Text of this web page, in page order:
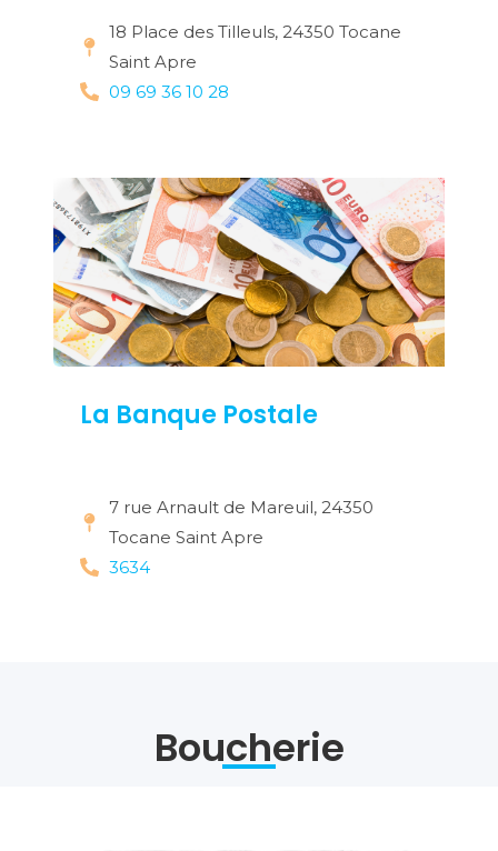
18 Place des Tilleuls, 24350 Tocane
Saint Apre
09 69 36 10 28
La Banque Postale
7 rue Arnault de Mareuil, 24350
Tocane Saint Apre
3634
Boucherie